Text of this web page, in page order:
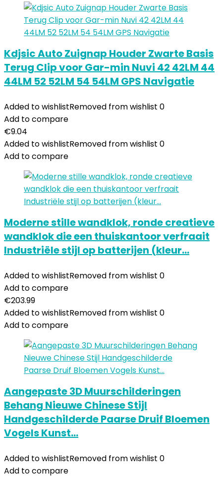
Kdjsic Auto Zuignap Houder Zwarte Basis
Terug Clip voor Gar-min Nuvi 42 42LM 44
44LM 52 52LM 54 54LM GPS Navigatie
Added to wishlistRemoved from wishlist 0
Add to compare
€9.04
Added to wishlistRemoved from wishlist 0
Add to compare
Moderne stille wandklok, ronde creatieve
wandklok die een thuiskantoor verfraait
Industriële stijl op batterijen (kleur…
Added to wishlistRemoved from wishlist 0
Add to compare
€203.99
Added to wishlistRemoved from wishlist 0
Add to compare
Aangepaste 3D Muurschilderingen
Behang Nieuwe Chinese Stijl
Handgeschilderde Paarse Druif Bloemen
Vogels Kunst…
Added to wishlistRemoved from wishlist 0
Add to compare